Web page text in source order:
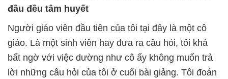
đầu đều tâm huyết
Người giáo viên đầu tiên của tôi tại đây là một cô
giáo. Là một sinh viên hay đưa ra câu hỏi, tôi khá
bất ngờ với việc dường như cô ấy không muốn trả
lời những câu hỏi của tôi ở cuối bài giảng. Tôi đoán